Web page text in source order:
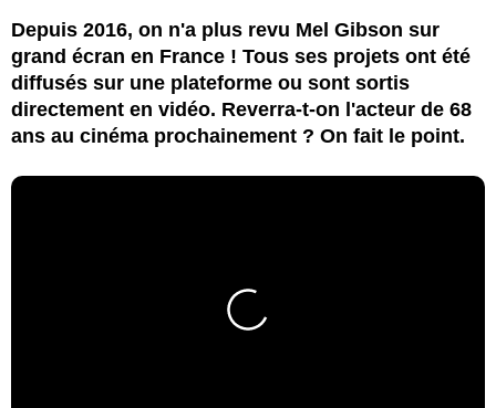
Depuis 2016, on n'a plus revu Mel Gibson sur
grand écran en France ! Tous ses projets ont été
diffusés sur une plateforme ou sont sortis
directement en vidéo. Reverra-t-on l'acteur de 68
ans au cinéma prochainement ? On fait le point.